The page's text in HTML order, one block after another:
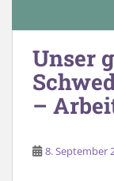
Unser
–
8. September